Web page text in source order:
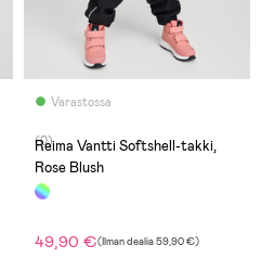
Varastossa
(0)
Reima Vantti Softshell-takki,
Rose Blush
49,90 €(Ilman dealia59,90 €)